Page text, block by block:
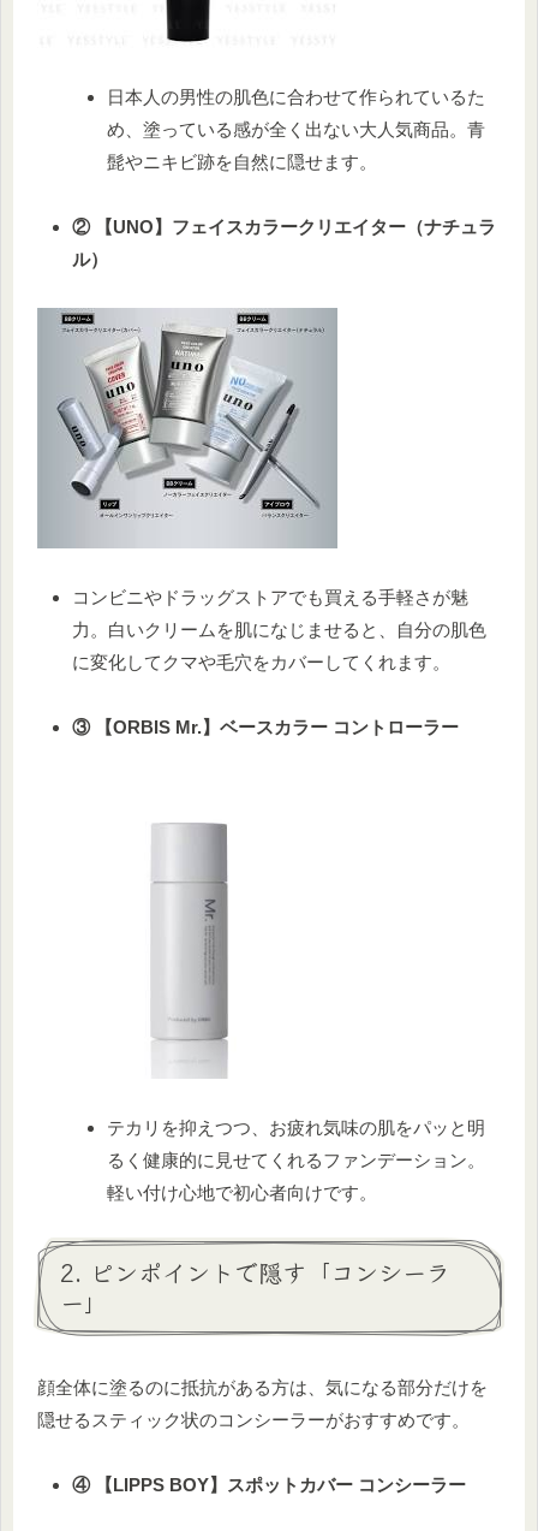
日本人の男性の肌色に合わせて作られているた
め、塗っている感が全く出ない大人気商品。青
髭やニキビ跡を自然に隠せます。
② 【UNO】フェイスカラークリエイター（ナチュラ
ル）
コンビニやドラッグストアでも買える手軽さが魅
力。白いクリームを肌になじませると、自分の肌色
に変化してクマや毛穴をカバーしてくれます。
③ 【ORBIS Mr.】ベースカラー コントローラー
テカリを抑えつつ、お疲れ気味の肌をパッと明
るく健康的に見せてくれるファンデーション。
軽い付け心地で初心者向けです。
2. ピンポイントで隠す「コンシーラ
ー」
顔全体に塗るのに抵抗がある方は、気になる部分だけを
隠せるスティック状のコンシーラーがおすすめです。
④ 【LIPPS BOY】スポットカバー コンシーラー